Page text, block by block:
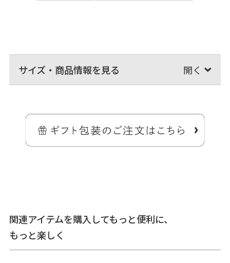
サイズ・商品情報を見る
長さ41cmのレザーストラップ。
カンの付いたポーチやお財布に取り付ければ手提げ用の革ヒモとして
使えて便利です。取り外しも簡単なので、バッグの持ち手に引っ掛け
関連アイテムを購入してもっと便利に、
もっと楽しく